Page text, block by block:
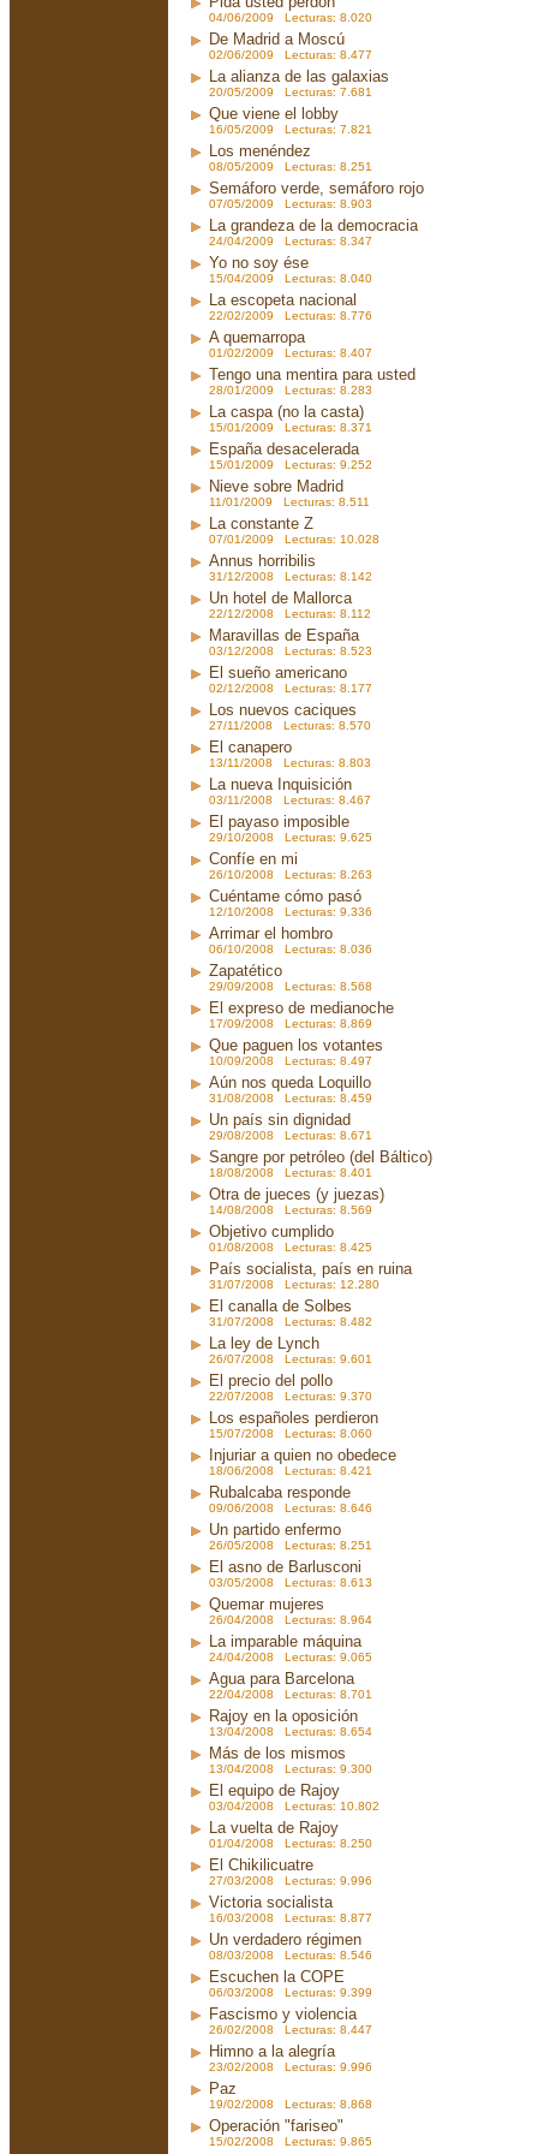
04/06/2009 Lecturas: 8.020
De Madrid a Moscú
02/06/2009 Lecturas: 8.477
La alianza de las galaxias
20/05/2009 Lecturas: 7.681
Que viene el lobby
16/05/2009 Lecturas: 7.821
Los menéndez
08/05/2009 Lecturas: 8.251
Semáforo verde, semáforo rojo
07/05/2009 Lecturas: 8.903
La grandeza de la democracia
24/04/2009 Lecturas: 8.347
Yo no soy ése
15/04/2009 Lecturas: 8.040
La escopeta nacional
22/02/2009 Lecturas: 8.776
A quemarropa
01/02/2009 Lecturas: 8.407
Tengo una mentira para usted
28/01/2009 Lecturas: 8.283
La caspa (no la casta)
15/01/2009 Lecturas: 8.371
España desacelerada
15/01/2009 Lecturas: 9.252
Nieve sobre Madrid
11/01/2009 Lecturas: 8.511
La constante Z
07/01/2009 Lecturas: 10.028
Annus horribilis
31/12/2008 Lecturas: 8.142
Un hotel de Mallorca
22/12/2008 Lecturas: 8.112
Maravillas de España
03/12/2008 Lecturas: 8.523
El sueño americano
02/12/2008 Lecturas: 8.177
Los nuevos caciques
27/11/2008 Lecturas: 8.570
El canapero
13/11/2008 Lecturas: 8.803
La nueva Inquisición
03/11/2008 Lecturas: 8.467
El payaso imposible
29/10/2008 Lecturas: 9.625
Confíe en mi
26/10/2008 Lecturas: 8.263
Cuéntame cómo pasó
12/10/2008 Lecturas: 9.336
Arrimar el hombro
06/10/2008 Lecturas: 8.036
Zapatético
29/09/2008 Lecturas: 8.568
El expreso de medianoche
17/09/2008 Lecturas: 8.869
Que paguen los votantes
10/09/2008 Lecturas: 8.497
Aún nos queda Loquillo
31/08/2008 Lecturas: 8.459
Un país sin dignidad
29/08/2008 Lecturas: 8.671
Sangre por petróleo (del Báltico)
18/08/2008 Lecturas: 8.401
Otra de jueces (y juezas)
14/08/2008 Lecturas: 8.569
Objetivo cumplido
01/08/2008 Lecturas: 8.425
País socialista, país en ruina
31/07/2008 Lecturas: 12.280
El canalla de Solbes
31/07/2008 Lecturas: 8.482
La ley de Lynch
26/07/2008 Lecturas: 9.601
El precio del pollo
22/07/2008 Lecturas: 9.370
Los españoles perdieron
15/07/2008 Lecturas: 8.060
Injuriar a quien no obedece
18/06/2008 Lecturas: 8.421
Rubalcaba responde
09/06/2008 Lecturas: 8.646
Un partido enfermo
26/05/2008 Lecturas: 8.251
El asno de Barlusconi
03/05/2008 Lecturas: 8.613
Quemar mujeres
26/04/2008 Lecturas: 8.964
La imparable máquina
24/04/2008 Lecturas: 9.065
Agua para Barcelona
22/04/2008 Lecturas: 8.701
Rajoy en la oposición
13/04/2008 Lecturas: 8.654
Más de los mismos
13/04/2008 Lecturas: 9.300
El equipo de Rajoy
03/04/2008 Lecturas: 10.802
La vuelta de Rajoy
01/04/2008 Lecturas: 8.250
El Chikilicuatre
27/03/2008 Lecturas: 9.996
Victoria socialista
16/03/2008 Lecturas: 8.877
Un verdadero régimen
08/03/2008 Lecturas: 8.546
Escuchen la COPE
06/03/2008 Lecturas: 9.399
Fascismo y violencia
26/02/2008 Lecturas: 8.447
Himno a la alegría
23/02/2008 Lecturas: 9.996
Paz
19/02/2008 Lecturas: 8.868
Operación "fariseo"
15/02/2008 Lecturas: 9.865